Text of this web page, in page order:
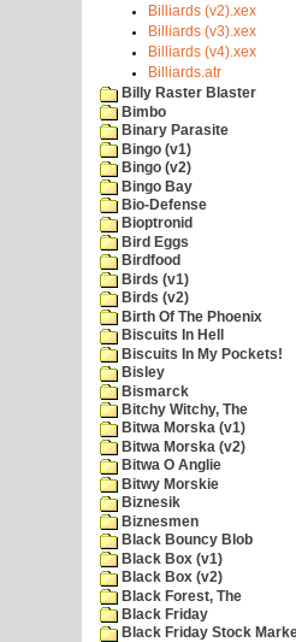
Billiards (v2).xex
Billiards (v3).xex
Billiards (v4).xex
Billiards.atr
Billy Raster Blaster
Bimbo
Binary Parasite
Bingo (v1)
Bingo (v2)
Bingo Bay
Bio-Defense
Bioptronid
Bird Eggs
Birdfood
Birds (v1)
Birds (v2)
Birth Of The Phoenix
Biscuits In Hell
Biscuits In My Pockets!
Bisley
Bismarck
Bitchy Witchy, The
Bitwa Morska (v1)
Bitwa Morska (v2)
Bitwa O Anglie
Bitwy Morskie
Biznesik
Biznesmen
Black Bouncy Blob
Black Box (v1)
Black Box (v2)
Black Forest, The
Black Friday
Black Friday Stock